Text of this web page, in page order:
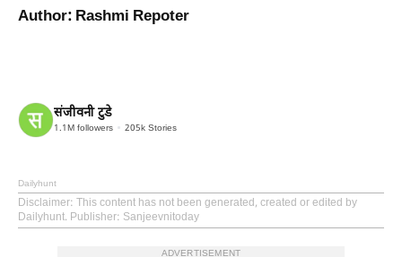
Author: Rashmi Repoter
संजीवनी टुडे
1.1M followers 205k Stories
Dailyhunt
Disclaimer: This content has not been generated, created or edited by
Dailyhunt. Publisher: Sanjeevnitoday
ADVERTISEMENT